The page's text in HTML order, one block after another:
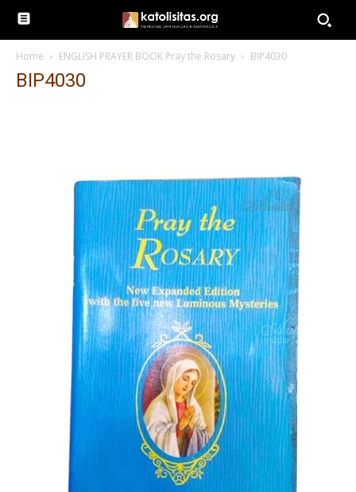
Home ENGLISH PRAYER BOOK Pray the Rosary BIP4030
BIP4030